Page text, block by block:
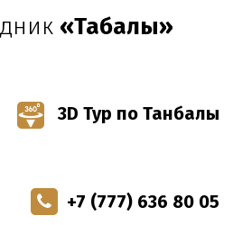
«Таңбалы»
3D Тур по Танбалы
+7 (777) 636 80 05